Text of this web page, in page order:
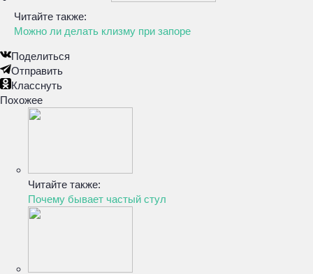
Читайте также:
Можно ли делать клизму при запоре
Поделиться
Отправить
Класснуть
Похожее
Читайте также:
Почему бывает частый стул